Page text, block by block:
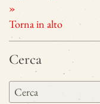
»
Torna in alto
Cerca